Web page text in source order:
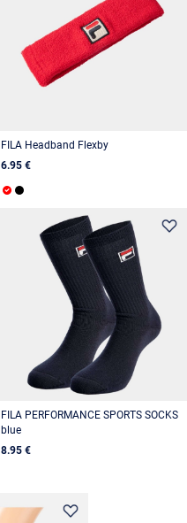
FILA Headband Flexby
6.95 €
FILA PERFORMANCE SPORTS SOCKS
blue
8.95 €